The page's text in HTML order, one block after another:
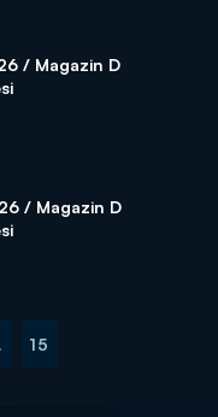
/ Magazin D
/ Magazin D
15